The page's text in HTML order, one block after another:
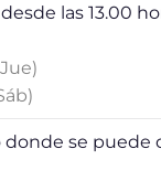
las 13.00
se puede